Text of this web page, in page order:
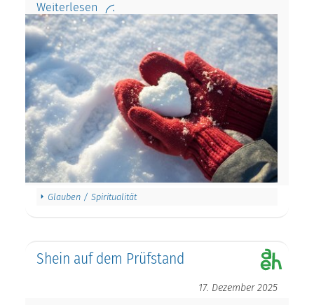
Weiterlesen
Glauben / Spiritualität
Shein auf dem Prüfstand
17. Dezember 2025